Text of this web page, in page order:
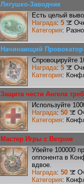
Лягушко-Заводчик
Есть целый
Награда: 5
Категория:
Начинающий Провокатор
Спровоцируйте
Награда: 5
Категория:
Защита чести Ангела
Используйте
Награда: 50
Категория:
Мастер Игры с Ветром
Убейте 100000
оппонента в
вдвое.
Награда: 50
Категория: